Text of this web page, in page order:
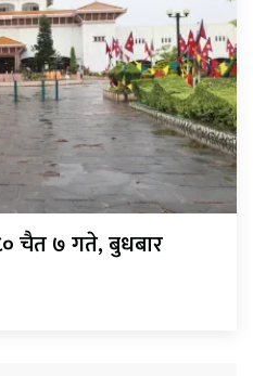
चैत ७ गते, बुधबार